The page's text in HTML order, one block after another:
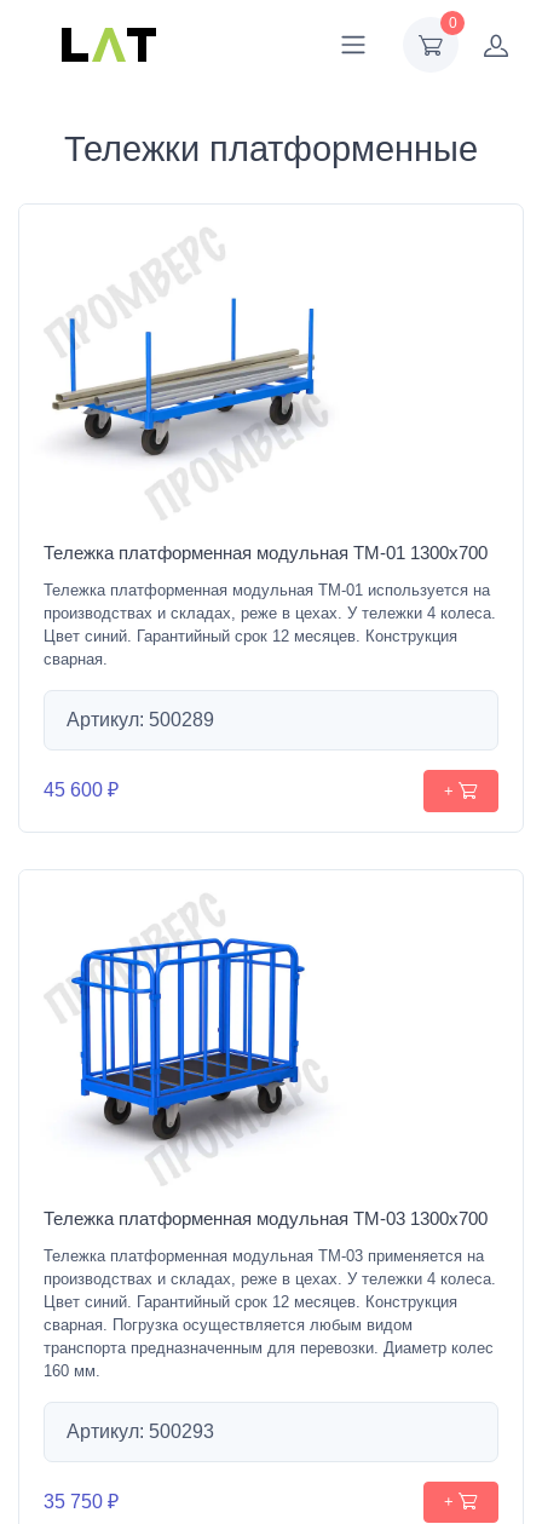
0
Тележки платформенные
Тележка платформенная модульная ТМ-01 1300х700
Тележка платформенная модульная ТМ-01 используется на
производствах и складах, реже в цехах. У тележки 4 колеса.
Цвет синий. Гарантийный срок 12 месяцев. Конструкция
сварная.
Артикул: 500289
45 600 ₽ +
Тележка платформенная модульная ТМ-03 1300х700
Тележка платформенная модульная ТМ-03 применяется на
производствах и складах, реже в цехах. У тележки 4 колеса.
Цвет синий. Гарантийный срок 12 месяцев. Конструкция
сварная. Погрузка осуществляется любым видом
транспорта предназначенным для перевозки. Диаметр колес
160 мм.
Артикул: 500293
35 750 ₽ +